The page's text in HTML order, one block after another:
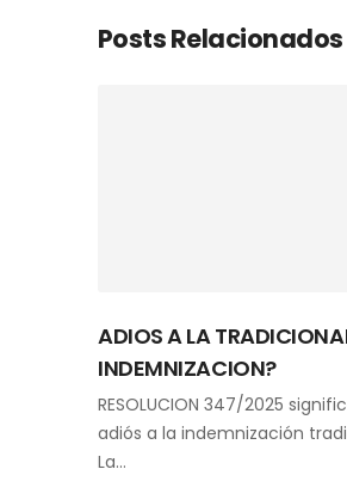
Posts Relacionados
ADIOS A LA
INDEMNIZACION?
RESOLUCION 347/2025
adiós a la indemnización
La…